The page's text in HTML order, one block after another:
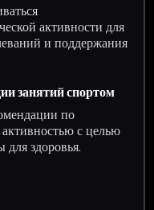
активности для
и поддержания
занятий спортом
по
с целью
здоровья.